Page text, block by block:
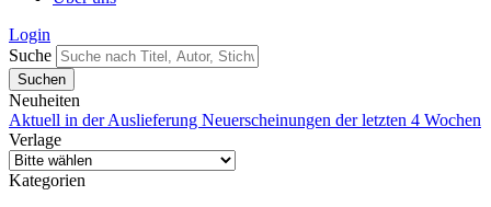
Login
Suche
Neuheiten
Aktuell in der Auslieferung Neuerscheinungen der letzten 4 Wochen
Verlage
Kategorien